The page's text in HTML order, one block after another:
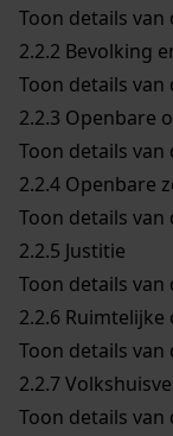
Toon details van
2.2.2 Bevolking
Toon details van
2.2.3 Openbare
Toon details van
2.2.4 Openbare
Toon details van
2.2.5 Justitie
Toon details van
2.2.6 Ruimtelijke
Toon details van
2.2.7
Toon details van